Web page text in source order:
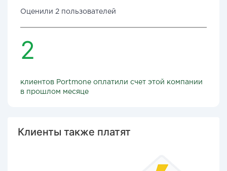
Оценили 2 пользователей
2
клиентов Portmone оплатили счет этой компании
в прошлом месяце
Клиенты также платят